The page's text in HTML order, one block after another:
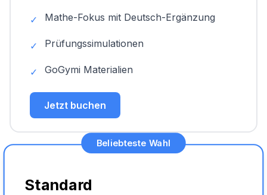
✓ Mathe-Fokus mit Deutsch-Ergänzung
✓ Prüfungssimulationen
✓ GoGymi Materialien
Jetzt buchen
Beliebteste Wahl
Standard